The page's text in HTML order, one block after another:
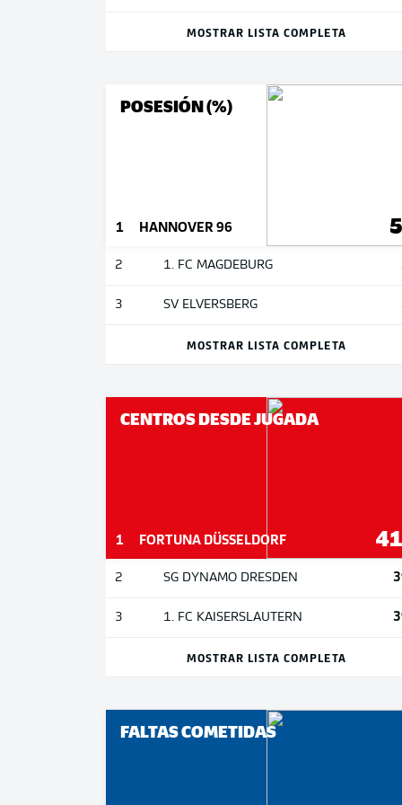
MOSTRAR LISTA COMPLETA
POSESIÓN (%)
1 HANNOVER 96
2 1. FC MAGDEBURG
3 SV ELVERSBERG
MOSTRAR LISTA COMPLETA
CENTROS DESDE JUGADA
1 FORTUNA DÜSSELDORF
2 SG DYNAMO DRESDEN
3 1. FC KAISERSLAUTERN
MOSTRAR LISTA COMPLETA
FALTAS COMETIDAS